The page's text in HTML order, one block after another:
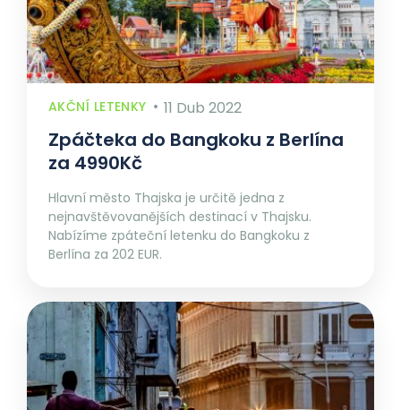
AKČNÍ LETENKY 11 Dub 2022
Zpáčteka do Bangkoku z Berlína
za 4990Kč
Hlavní město Thajska je určitě jedna z
nejnavštěvovanějších destinací v Thajsku.
Nabízíme zpáteční letenku do Bangkoku z
Berlína za 202 EUR.